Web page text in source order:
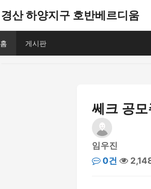
경산 하양지구 호반베르디움
홈 게시판
쎄크 공
임우진
0건